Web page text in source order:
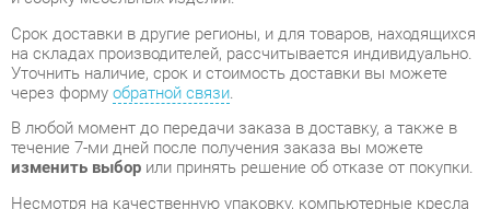
течение 7-ми дней после получения заказа вы можете
изменить выбор
Несмотря на качественную упаковку, компьютерные кресла
могут быть повреждены при транспортировке. Если Вы
заметили дефект при приёме - мы заменим поврежденную
На всю мебель категории Компьютерные кресла
распространяется гарантия 1 год, а на некоторые модели – 2